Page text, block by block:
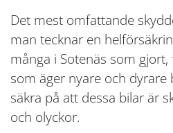
Det mest omfattande
man tecknar en
många i Sotenäs som
som äger nyare och dyrare
säkra på att dessa bilar är
och olyckor.